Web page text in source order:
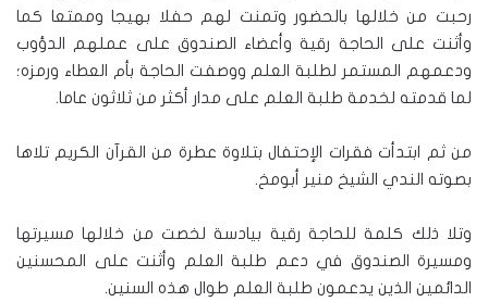
رحبت من خلالها بالحضور وتمنت لهم حفلا بهيجا وممتعا كما
وأثنت على الحاجة رقية وأعضاء الصندوق على عملهم الدؤوب
ودعمهم المستمر لطلبة العلم ووصفت الحاجة بأم العطاء ورمزه؛
لما قدمته لخدمة طلبة العلم على مدار أكثر من ثلاثون عاما.
من ثم ابتدأت فقرات الإحتفال بتلاوة عطرة من القرآن الكريم تلاها
بصوته الندي الشيخ منير أبومخ.
وتلا ذلك كلمة للحاجة رقية بيادسة لخصت من خلالها مسيرتها
ومسيرة الصندوق في دعم طلبة العلم وأثنت على المحسنين
الدائمين الذين يدعمون طلبة العلم طوال هذه السنين.